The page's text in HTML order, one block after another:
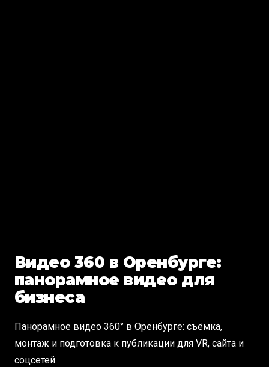
Видео 360 в Оренбурге:
панорамное видео для
бизнеса
Панорамное видео 360° в Оренбурге: съёмка,
монтаж и подготовка к публикации для VR, сайта и
соцсетей.